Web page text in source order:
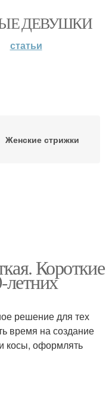
ДЕВУШКИ
статьи
Женские стрижки
Короткие
летних
решение для тех
время на создание
косы, оформлять